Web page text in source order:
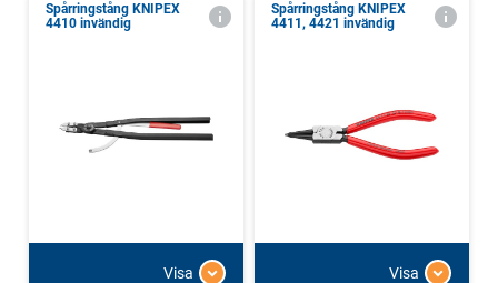
Spårringstång KNIPEX
4410 invändig
Visa
Spårringstång KNIPEX
4411, 4421 invändig
Visa